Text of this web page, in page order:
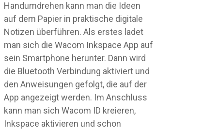
Handumdrehen kann man die Ideen
auf dem Papier in praktische digitale
Notizen überführen. Als erstes ladet
man sich die Wacom Inkspace App auf
sein Smartphone herunter. Dann wird
die Bluetooth Verbindung aktiviert und
den Anweisungen gefolgt, die auf der
App angezeigt werden. Im Anschluss
kann man sich Wacom ID kreieren,
Inkspace aktivieren und schon